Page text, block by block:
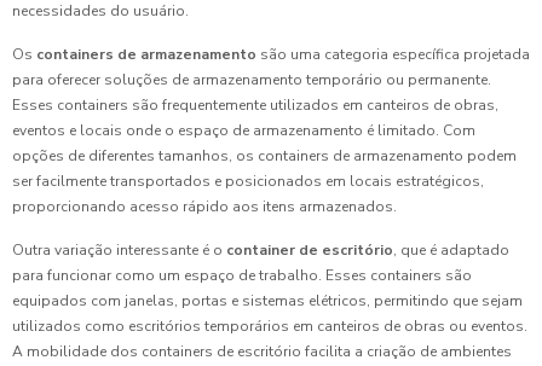
necessidades do usuário.
Os containers de armazenamento são uma categoria específica projetada
para oferecer soluções de armazenamento temporário ou permanente.
Esses containers são frequentemente utilizados em canteiros de obras,
eventos e locais onde o espaço de armazenamento é limitado. Com
opções de diferentes tamanhos, os containers de armazenamento podem
ser facilmente transportados e posicionados em locais estratégicos,
proporcionando acesso rápido aos itens armazenados.
Outra variação interessante é o container de escritório, que é adaptado
para funcionar como um espaço de trabalho. Esses containers são
equipados com janelas, portas e sistemas elétricos, permitindo que sejam
utilizados como escritórios temporários em canteiros de obras ou eventos.
A mobilidade dos containers de escritório facilita a criação de ambientes